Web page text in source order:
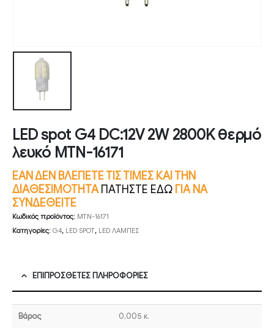
LED spot G4 DC:12V 2W 2800K θερμό
λευκό MTN-16171
ΕΑΝ ΔΕΝ ΒΛΕΠΕΤΕ ΤΙΣ ΤΙΜΕΣ ΚΑΙ ΤΗΝ
ΔΙΑΘΕΣΙΜΟΤΗΤΑ ΠΑΤΗΣΤΕ ΕΔΩ ΓΙΑ ΝΑ
ΣΥΝΔΕΘΕΙΤΕ
Κωδικός προϊόντος: MTN-16171
Κατηγορίες: G4, LED SPOT, LED ΛΑΜΠΕΣ
ΕΠΙΠΡΌΣΘΕΤΕΣ ΠΛΗΡΟΦΟΡΊΕΣ
Βάρος 0,005 κ.